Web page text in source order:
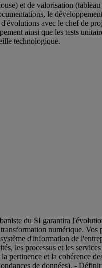
et de valorisation
le
avec le chef de
ainsi que les tests
technologique.
du SI garantira
numérique. Vos
d'information de
les processus et les
et la cohérence
de données). -